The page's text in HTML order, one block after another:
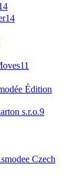
14
11
Édition
s.r.o.9
Czech